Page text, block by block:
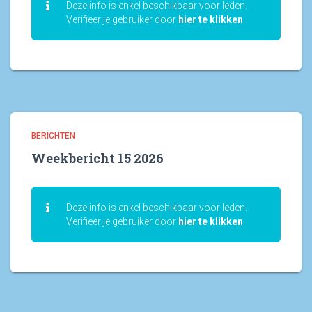
Deze info is enkel beschikbaar voor leden.
Verifieer je gebruiker door hier te klikken
BERICHTEN
Weekbericht 15 2026
Deze info is enkel beschikbaar voor leden.
Verifieer je gebruiker door hier te klikken